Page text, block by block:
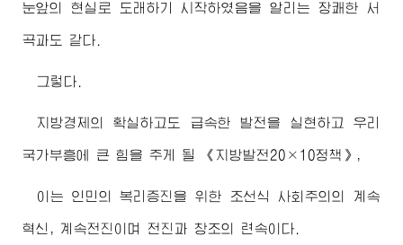
눈앞의 현실로 도래하기 시작하였음을 알리는 장쾌한 서
곡과도 같다.
그렇다.
지방경제의 확실하고도 급속한 발전을 실현하고 우리
국가부흥에 큰 힘을 주게 될 《지방발전20×10정책》,
이는 인민의 복리증진을 위한 조선식 사회주의의 계속
혁신, 계속전진이며 전진과 창조의 련속이다.